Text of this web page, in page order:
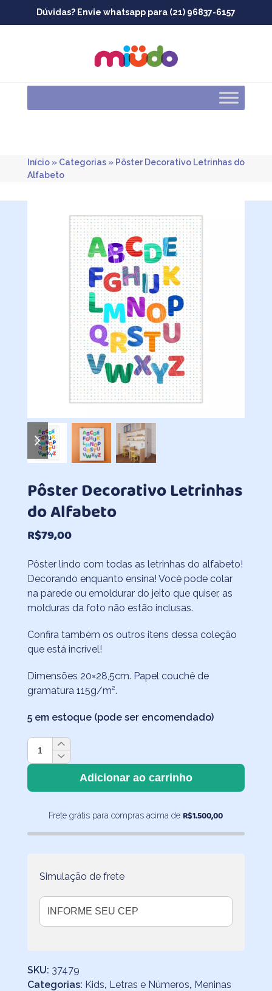
Dúvidas? Envie whatsapp para (21) 96837-6157
Início» Categorias» Pôster Decorativo Letrinhas do
Alfabeto
previous
slide
next
slide
Pôster Decorativo Letrinhas
do Alfabeto
R$79,00
Pôster lindo com todas as letrinhas do alfabeto!
Decorando enquanto ensina! Você pode colar
na parede ou emoldurar do jeito que quiser, as
molduras da foto não estão inclusas.
Confira também os outros itens dessa coleção
que está incrível!
Dimensões 20×28,5cm. Papel couchê de
gramatura 115g/m².
5 em estoque (pode ser encomendado)
Pôster
Decorativo
do
quantidade
Adicionar ao carrinho
Frete grátis para compras acima de R$1.500,00
Simulação de frete
SKU: 37479
Categorias: Kids, Letras e Números, Meninas